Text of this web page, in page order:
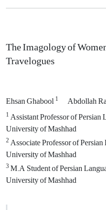
The Imagology of
Travelogues
Ehsan Ghabool1 Abdollah
1Assistant Professor of
University of Mashhad
2Associate Professor of
University of Mashhad
3M.A Student of Persian
University of Mashhad